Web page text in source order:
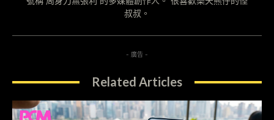
叔叔。
- 廣告 -
Related Articles